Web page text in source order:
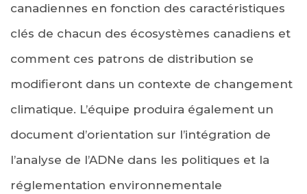
canadiennes en fonction des caractéristiques
clés de chacun des écosystèmes canadiens et
comment ces patrons de distribution se
modifieront dans un contexte de changement
climatique. L’équipe produira également un
document d’orientation sur l’intégration de
l’analyse de l’ADNe dans les politiques et la
réglementation environnementale